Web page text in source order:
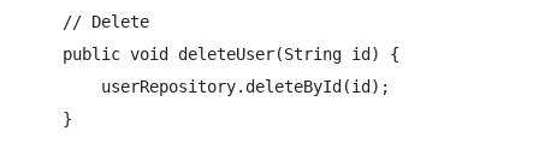
    // Delete
    public void deleteUser(String id) {
        userRepository.deleteById(id);
    }